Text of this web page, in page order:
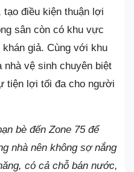
điều kiện thuận lợi
sân còn có khu vực
khán giả. Cùng với khu
vệ sinh chuyên biệt
tiện lợi tối đa cho người
bè đến Zone 75 để
nhà nên không sợ nắng
có cả chỗ bán nước,